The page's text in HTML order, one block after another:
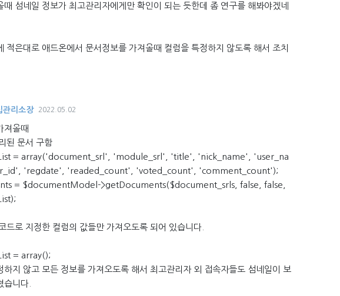
때 섬네일 정보가 최고관리자에게만 확인이 되는 듯한데 좀 연구를 해봐야겠네
적은대로 애드온에서 문서정보를 가져올때 컬럼을 특정하지 않도록 해서 조치
관리소장 2022.05.02
져올때
된 문서 구함
= array('document_srl', 'module_srl', 'title', 'nick_name', 'user_na
'regdate', 'readed_count', 'voted_count', 'comment_count');
= $documentModel->getDocuments($document_srls, false, false,
드로 지정한 컬럼의 값들만 가져오도록 되어 있습니다.
= array();
하지 않고 모든 정보를 가져오도록 해서 최고관리자 외 접속자들도 섬네일이 보
습니다.